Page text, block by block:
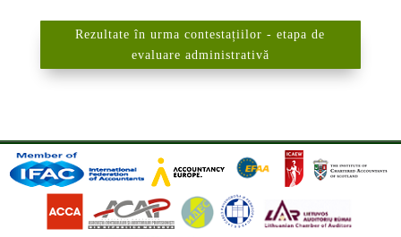
Rezultate în urma contestațiilor - etapa de
evaluare administrativă